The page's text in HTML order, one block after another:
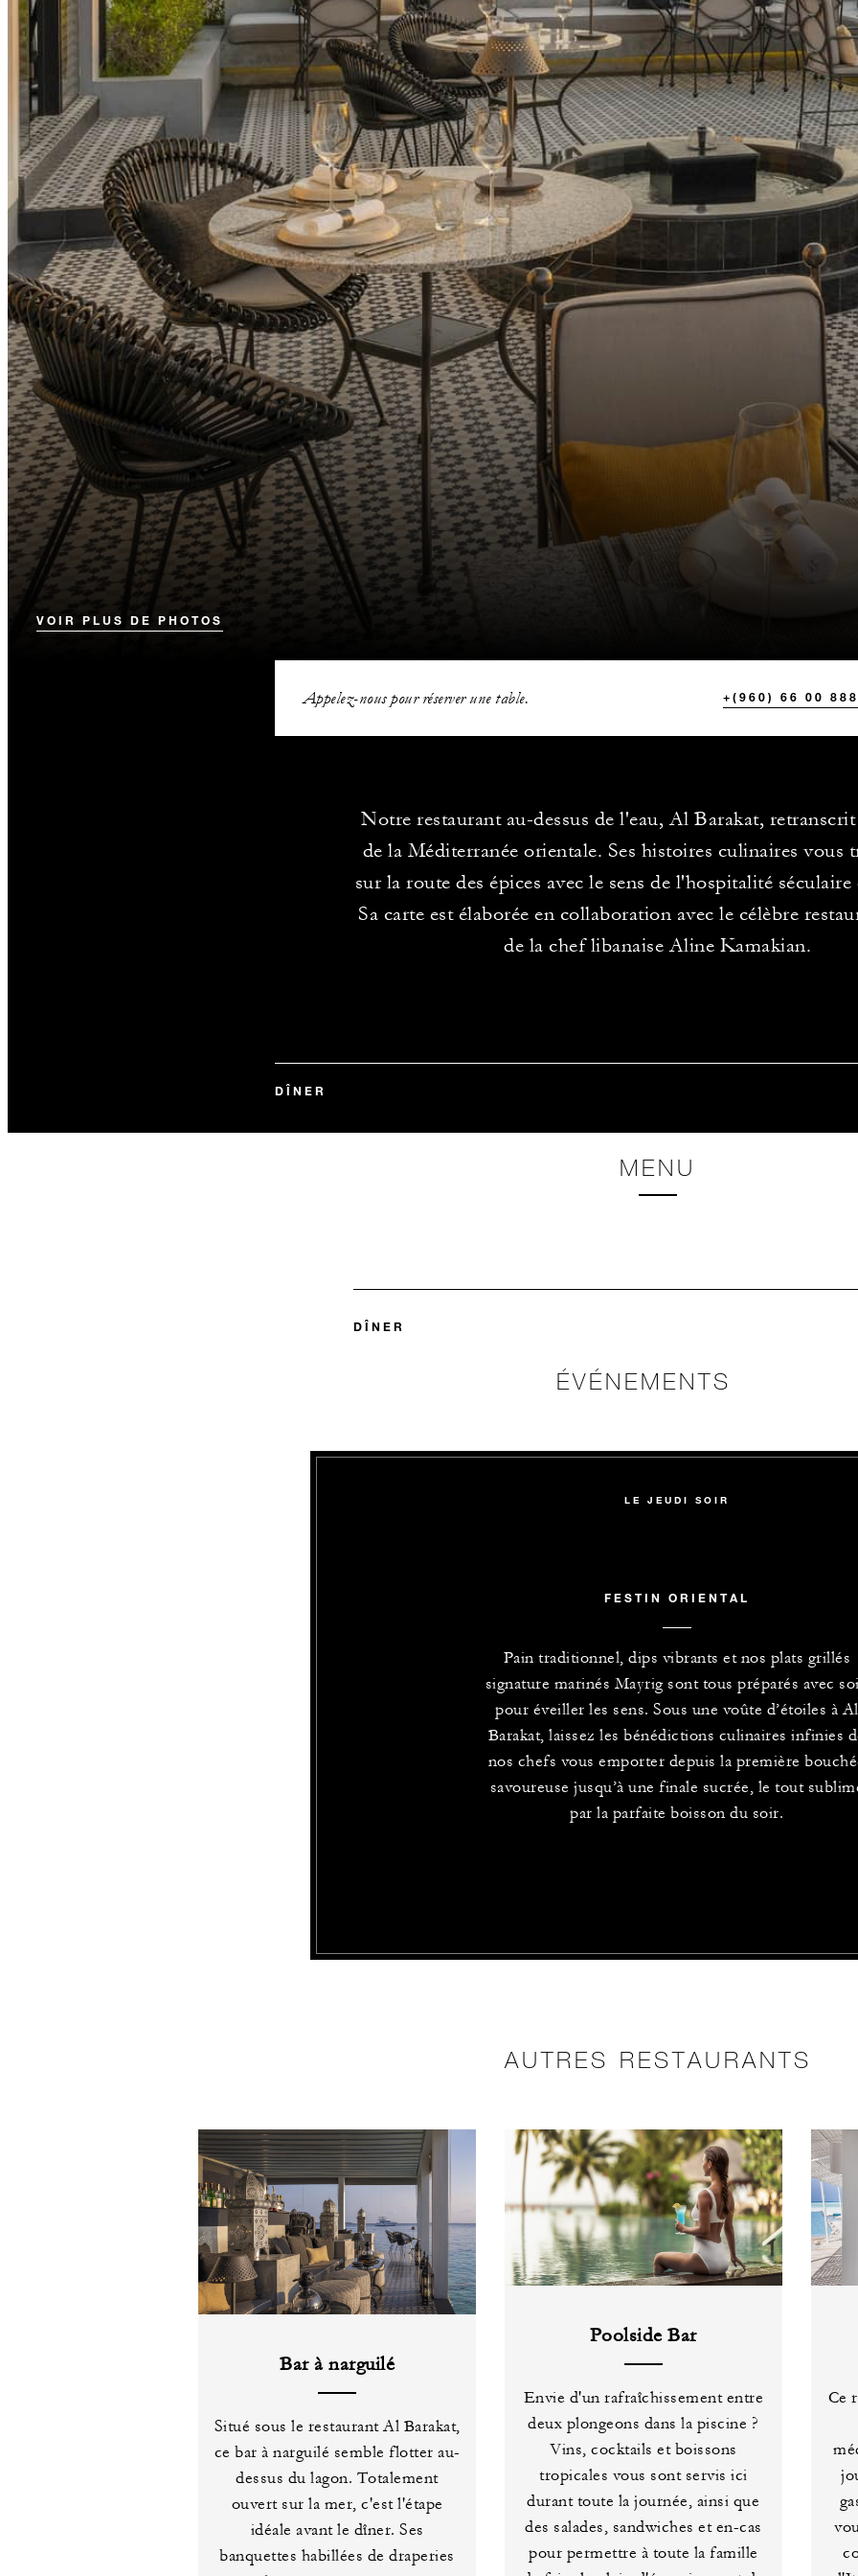
VOIR PLUS DE PHOTOS
Appelez-nous pour réserver une table. +(960) 66 00 888
Notre restaurant au-dessus de l'eau, Al Barakat,
de la Méditerranée orientale. Ses histoires culinaires vous
sur la route des épices avec le sens de l'hospitalité
Sa carte est élaborée en collaboration avec le célèbre
de la chef libanaise Aline Kamakian.
DÎNER
MENU
DÎNER
ÉVÉNEMENTS
LE JEUDI SOIR
FESTIN ORIENTAL
Pain traditionnel, dips vibrants et nos plats grillés
signature marinés Mayrig sont tous préparés avec
pour éveiller les sens. Sous une voûte d’étoiles à Al
Barakat, laissez les bénédictions culinaires infinies
nos chefs vous emporter depuis la première
savoureuse jusqu’à une finale sucrée, le tout
par la parfaite boisson du soir.
AUTRES RESTAURANTS
Bar à narguilé
Situé sous le restaurant Al Barakat,
ce bar à narguilé semble flotter au-
dessus du lagon. Totalement
ouvert sur la mer, c'est l'étape
idéale avant le dîner. Ses
banquettes habillées de draperies
Poolside Bar
Envie d'un rafraîchissement entre
deux plongeons dans la piscine ?
Vins, cocktails et boissons
tropicales vous sont servis ici
durant toute la journée, ainsi que
des salades, sandwiches et en-cas
pour permettre à toute la famille
Ce